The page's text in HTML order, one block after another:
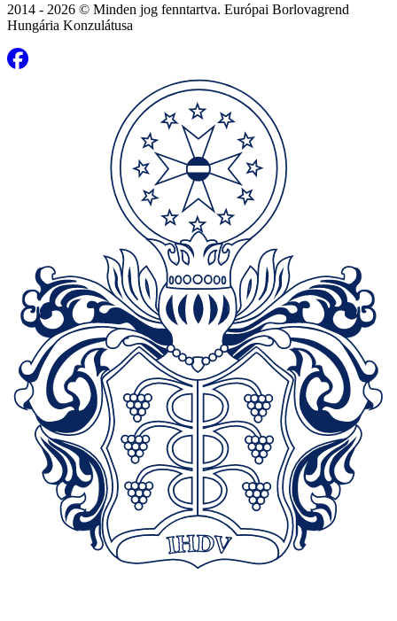
2014 - 2026 © Minden jog fenntartva. Európai Borlovagrend
Hungária Konzulátusa